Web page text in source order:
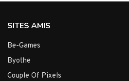
SITES AMIS
Be-Games
Byothe
Couple Of Pixels